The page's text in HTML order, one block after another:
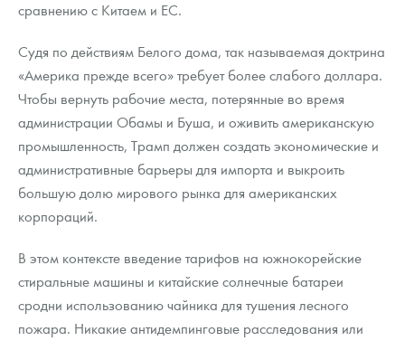
Книги по нумизматике
сравнению с Китаем и ЕС.
Судя по действиям Белого дома, так называемая доктрина
«Америка прежде всего» требует более слабого доллара.
Чтобы вернуть рабочие места, потерянные во время
администрации Обамы и Буша, и оживить американскую
промышленность, Трамп должен создать экономические и
административные барьеры для импорта и выкроить
большую долю мирового рынка для американских
корпораций.
В этом контексте введение тарифов на южнокорейские
стиральные машины и китайские солнечные батареи
сродни использованию чайника для тушения лесного
пожара. Никакие антидемпинговые расследования или